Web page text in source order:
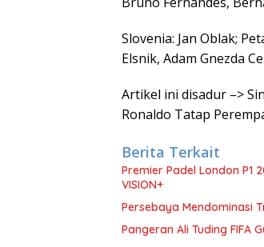
Slovenia: Jan Oblak;
Elsnik, Adam Gnezda
Artikel ini disadur –>
Ronaldo Tatap
Berita Terkait
Premier Padel London P1
VISION+
Persebaya Mendominasi
Pangeran Ali Tuding FIFA